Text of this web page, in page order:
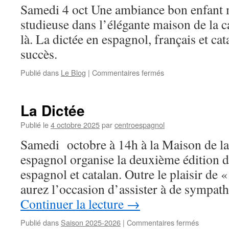
Samedi 4 oct Une ambiance bon enfant
studieuse dans l’élégante maison de la
là. La dictée en espagnol, français et
succès.
Publié dans Le Blog | Commentaires fermés
La Dictée
Publié le4 octobre 2025parcentroespagnol
Samedi octobre à 14h à la Maison de
espagnol organise la deuxième édition
espagnol et catalan. Outre le plaisir de
aurez l’occasion d’assister à de
Continuer la lecture →
Publié dans Saison 2025-2026 | Commentaires fermés